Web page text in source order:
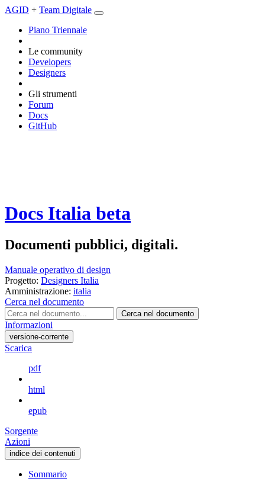
AGID + Team Digitale
Piano Triennale
Le community
Developers
Designers
Gli strumenti
Forum
Docs
GitHub
Docs Italia beta
Documenti pubblici, digitali.
Manuale operativo di design
Progetto: Designers Italia
Amministrazione: italia
Cerca nel documento
Cerca nel documento
Informazioni
versione-corrente
Scarica
pdf
html
epub
Sorgente
Azioni
indice dei contenuti
Sommario